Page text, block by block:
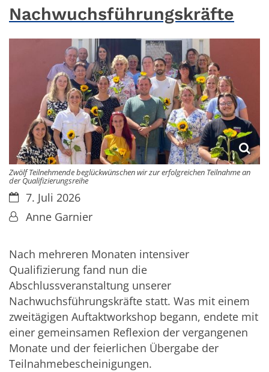
Nachwuchsführungskräfte
Zwölf Teilnehmende beglückwünschen wir zur erfolgreichen Teilnahme an
der Qualifizierungsreihe
Datum:
7. Juli 2026
Von:Anne Garnier
Nach mehreren Monaten intensiver
Qualifizierung fand nun die
Abschlussveranstaltung unserer
Nachwuchsführungskräfte statt. Was mit einem
zweitägigen Auftaktworkshop begann, endete mit
einer gemeinsamen Reflexion der vergangenen
Monate und der feierlichen Übergabe der
Teilnahmebescheinigungen.